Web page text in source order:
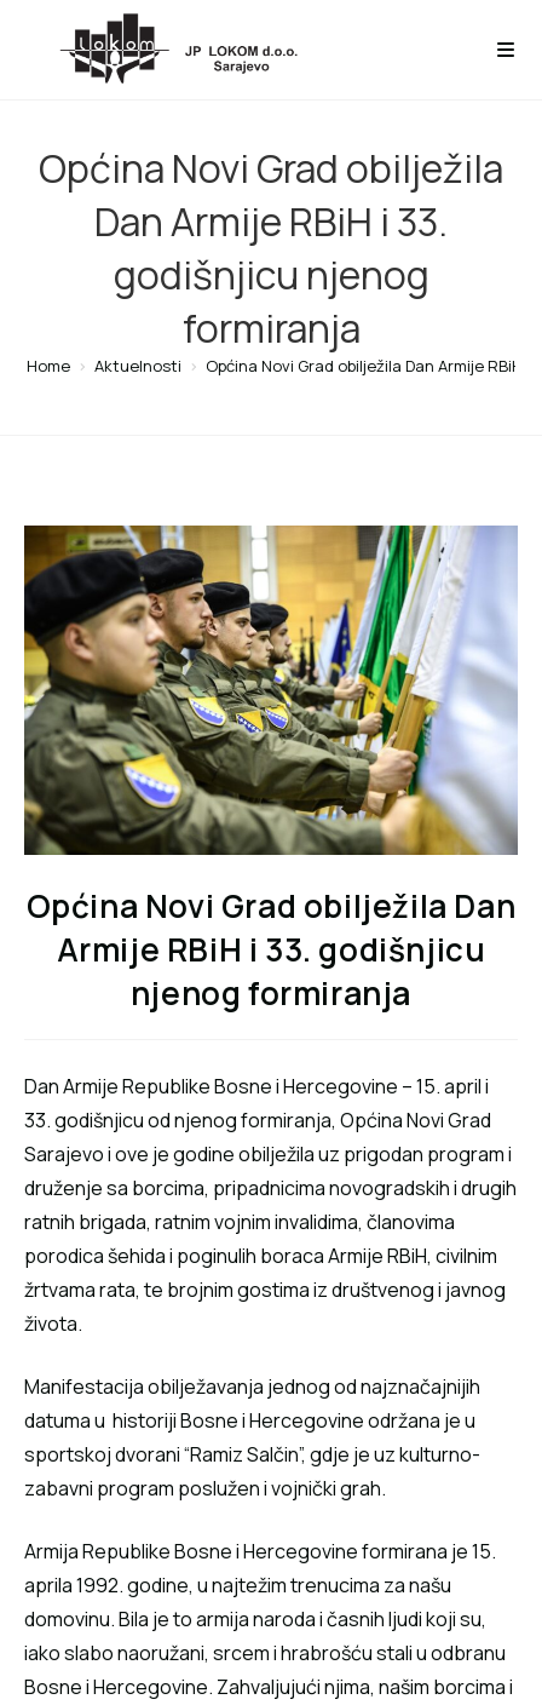
Općina Novi Grad obilježila
Dan Armije RBiH i 33.
godišnjicu njenog
formiranja
Home > Aktuelnosti > Općina Novi Grad obilježila Dan Armije RBiH
Općina Novi Grad obilježila Dan
Armije RBiH i 33. godišnjicu
njenog formiranja
Dan Armije Republike Bosne i Hercegovine – 15. april i
33. godišnjicu od njenog formiranja, Općina Novi Grad
Sarajevo i ove je godine obilježila uz prigodan program i
druženje sa borcima, pripadnicima novogradskih i drugih
ratnih brigada, ratnim vojnim invalidima, članovima
porodica šehida i poginulih boraca Armije RBiH, civilnim
žrtvama rata, te brojnim gostima iz društvenog i javnog
života.
Manifestacija obilježavanja jednog od najznačajnijih
datuma u historiji Bosne i Hercegovine održana je u
sportskoj dvorani “Ramiz Salčin”, gdje je uz kulturno-
zabavni program poslužen i vojnički grah.
Armija Republike Bosne i Hercegovine formirana je 15.
aprila 1992. godine, u najtežim trenucima za našu
domovinu. Bila je to armija naroda i časnih ljudi koji su,
iako slabo naoružani, srcem i hrabrošću stali u odbranu
Bosne i Hercegovine. Zahvaljujući njima, našim borcima i